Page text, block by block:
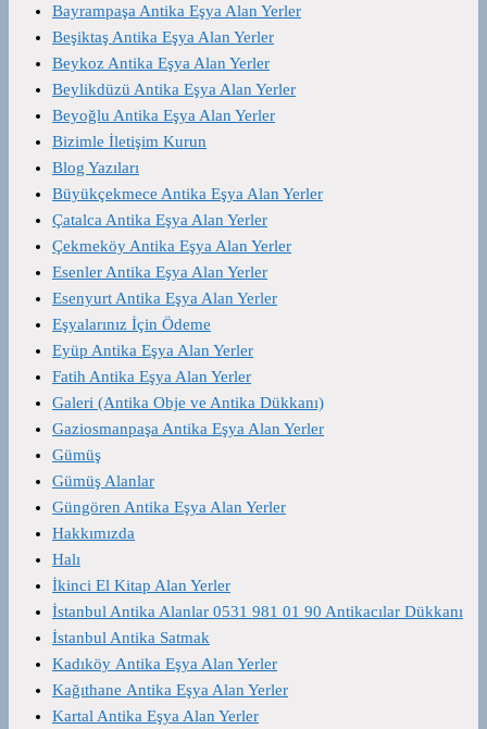
Bayrampaşa Antika Eşya Alan Yerler
Beşiktaş Antika Eşya Alan Yerler
Beykoz Antika Eşya Alan Yerler
Beylikdüzü Antika Eşya Alan Yerler
Beyoğlu Antika Eşya Alan Yerler
Bizimle İletişim Kurun
Blog Yazıları
Büyükçekmece Antika Eşya Alan Yerler
Çatalca Antika Eşya Alan Yerler
Çekmeköy Antika Eşya Alan Yerler
Esenler Antika Eşya Alan Yerler
Esenyurt Antika Eşya Alan Yerler
Eşyalarınız İçin Ödeme
Eyüp Antika Eşya Alan Yerler
Fatih Antika Eşya Alan Yerler
Galeri (Antika Obje ve Antika Dükkanı)
Gaziosmanpaşa Antika Eşya Alan Yerler
Gümüş
Gümüş Alanlar
Güngören Antika Eşya Alan Yerler
Hakkımızda
Halı
İkinci El Kitap Alan Yerler
İstanbul Antika Alanlar 0531 981 01 90 Antikacılar Dükkanı
İstanbul Antika Satmak
Kadıköy Antika Eşya Alan Yerler
Kağıthane Antika Eşya Alan Yerler
Kartal Antika Eşya Alan Yerler